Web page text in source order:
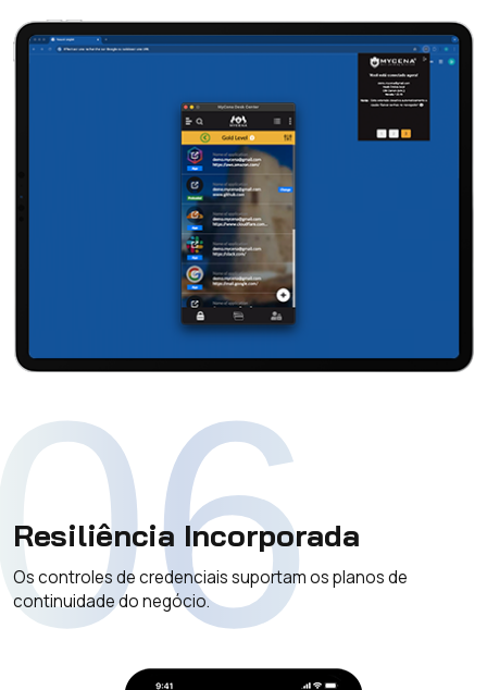
Resiliência Incorporada
Os controles de credenciais suportam os planos de
continuidade do negócio.